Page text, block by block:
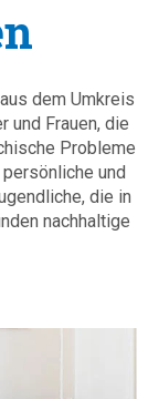
dem Umkreis
und Frauen, die
Probleme
und
die in
nachhaltige